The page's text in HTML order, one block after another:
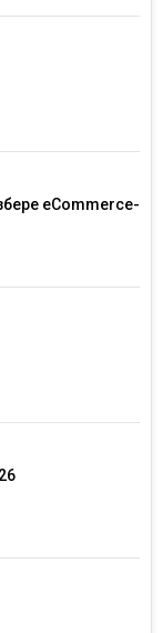
eCommerce-